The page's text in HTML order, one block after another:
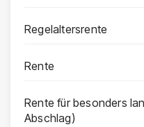
Regelaltersrente
Rente
Rente für besonders
Abschlag)